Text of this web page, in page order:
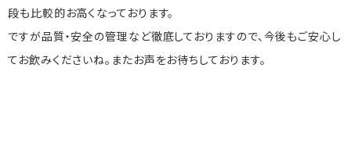
段も比較的お高くなっております。
ですが品質・安全の管理など徹底しておりますので、今後もご安心し
てお飲みくださいね。またお声をお待ちしております。